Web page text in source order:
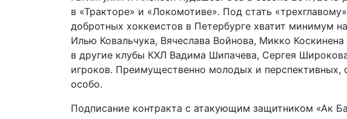
в «Тракторе» и «Локомотиве». Под стать
добротных хоккеистов в Петербурге хватит минимум
Илью Ковальчука, Вячеслава Войнова, Микко
в другие клубы КХЛ Вадима Шипачева, Сергея
игроков. Преимущественно молодых и перспективных,
особо.
Подписание контракта с атакующим защитником «Ак